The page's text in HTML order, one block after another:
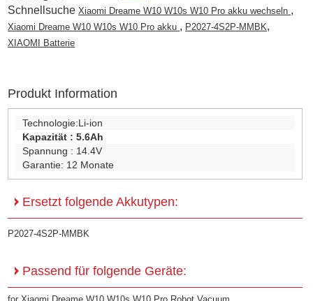
SchnellsucheXiaomi Dreame W10 W10s W10 Pro akku wechseln ,
Xiaomi Dreame W10 W10s W10 Pro akku , P2027-4S2P-MMBK,
XIAOMI Batterie
Produkt Information
Technologie:Li-ion
Kapazität :5.6Ah
Spannung : 14.4V
Garantie: 12 Monate
Ersetzt folgende Akkutypen:
P2027-4S2P-MMBK
Passend für folgende Geräte: